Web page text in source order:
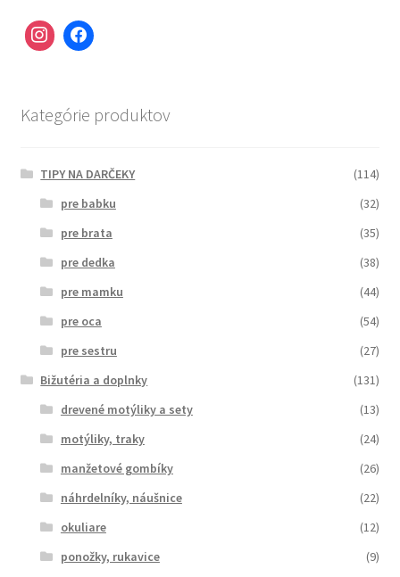
Kategórie produktov
TIPY NA DARČEKY
(114)
pre babku
(32)
pre brata
(35)
pre dedka
(38)
pre mamku
(44)
pre oca
(54)
pre sestru
(27)
Bižutéria a doplnky
(131)
drevené motýliky a sety
(13)
motýliky, traky
(24)
manžetové gombíky
(26)
náhrdelníky, náušnice
(22)
okuliare
(12)
ponožky, rukavice
(9)